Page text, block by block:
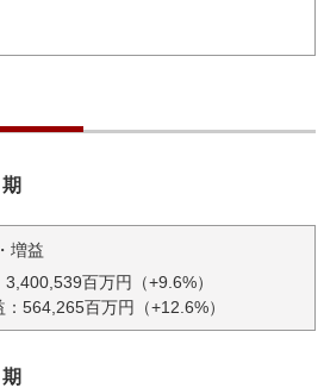
増益
百万円（+9.6%）
564,265百万円（+12.6%）